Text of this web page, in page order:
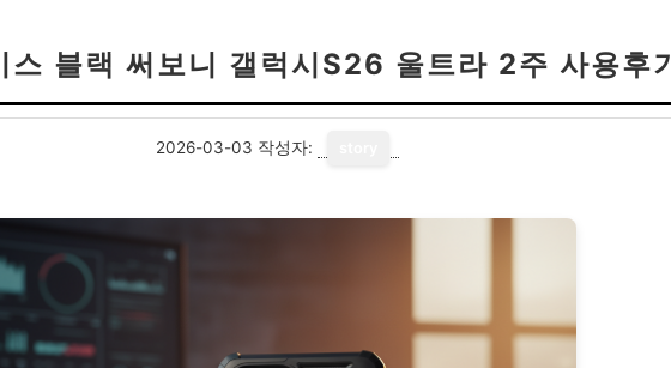
스 블랙 써보니 갤럭시S26 울트라 2주 사용후기
2026-03-03 작성자: